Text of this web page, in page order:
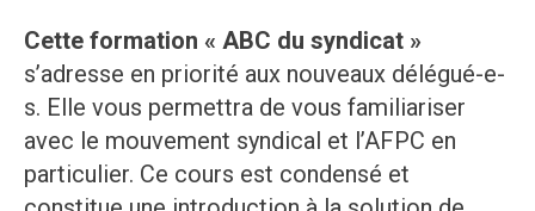
Cette formation « ABC du syndicat »
s’adresse en priorité aux nouveaux délégué-e-
s. Elle vous permettra de vous familiariser
avec le mouvement syndical et l’AFPC en
particulier. Ce cours est condensé et